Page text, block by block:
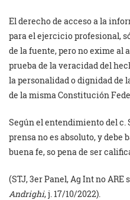
El derecho de acceso a la
para el ejercicio profesional,
de la fuente, pero no exime al
prueba de la veracidad del
la personalidad o dignidad de
de la misma Constitución
Según el entendimiento del c.
prensa no es absoluto, y debe
buena fe, so pena de ser
(STJ, 3er Panel, Ag Int no ARE
Andrighi, j. 17/10/2022).